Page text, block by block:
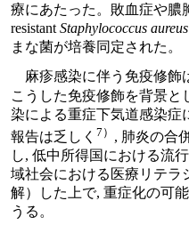
療にあたった。敗血症や膿
resistant Staphylococcus aureus
まな菌が培養同定された。
麻疹感染に伴う免疫修飾
こうした免疫修飾を背景
染による重症下気道感染症
報告は乏しく 7） , 肺炎の合
し, 低中所得国における流
域社会における医療リテラ
解）した上で, 重症化の可
うる。